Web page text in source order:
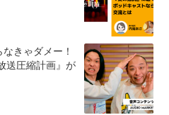
きゃダメー！
送圧縮計画』が